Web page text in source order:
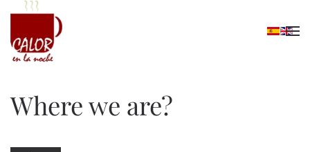
Skip to main content
Where we are?